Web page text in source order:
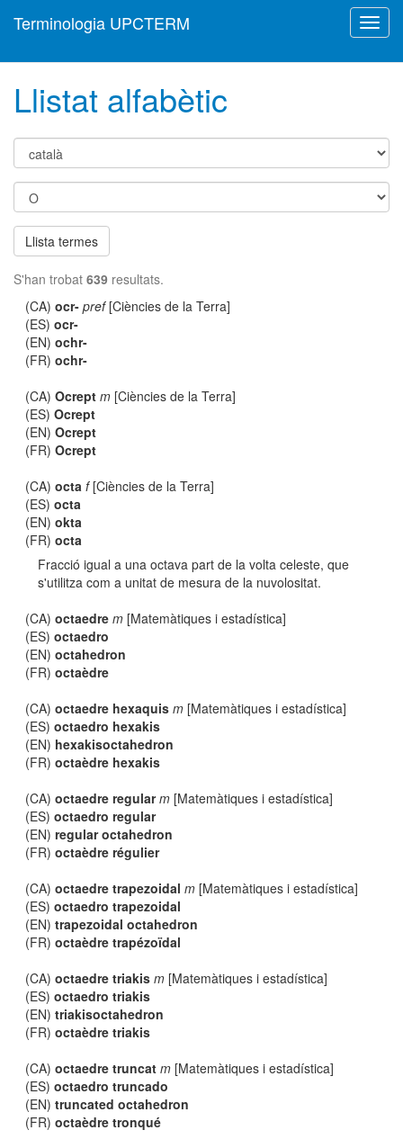
Terminologia UPCTERM
Llistat alfabètic
Llista termes
S'han trobat 639 resultats.
(CA)ocr- pref[Ciències de la Terra]
(ES)ocr-
(EN)ochr-
(FR)ochr-
(CA)Ocrept m [Ciències de la Terra]
(ES)Ocrept
(EN)Ocrept
(FR)Ocrept
(CA)octa f[Ciències de la Terra]
(ES)octa
(EN)okta
(FR)octa
Fracció igual a una octava part de la volta celeste, que
s'utilitza com a unitat de mesura de la nuvolositat.
(CA)octaedre m [Matemàtiques i estadística]
(ES)octaedro
(EN)octahedron
(FR)octaèdre
(CA)octaedre hexaquis m [Matemàtiques i estadística]
(ES)octaedro hexakis
(EN) hexakisoctahedron
(FR)octaèdre hexakis
(CA)octaedre regular m [Matemàtiques i estadística]
(ES)octaedro regular
(EN)regular octahedron
(FR)octaèdre régulier
(CA)octaedre trapezoidal m [Matemàtiques i estadística]
(ES)octaedro trapezoidal
(EN)trapezoidal octahedron
(FR)octaèdre trapézoïdal
(CA)octaedre triakis m [Matemàtiques i estadística]
(ES)octaedro triakis
(EN)triakisoctahedron
(FR)octaèdre triakis
(CA)octaedre truncat m [Matemàtiques i estadística]
(ES)octaedro truncado
(EN)truncated octahedron
(FR)octaèdre tronqué